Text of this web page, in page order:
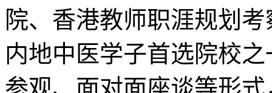
院、香港教师职涯规划
内地中医学子首选院校